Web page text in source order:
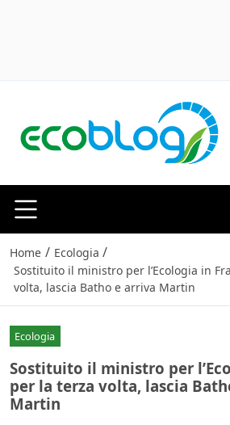
Home / Ecologia /
Sostituito il ministro per l’Ecologia in
volta, lascia Batho e arriva Martin
Ecologia
Sostituito il ministro per
per la terza volta, lascia
Martin